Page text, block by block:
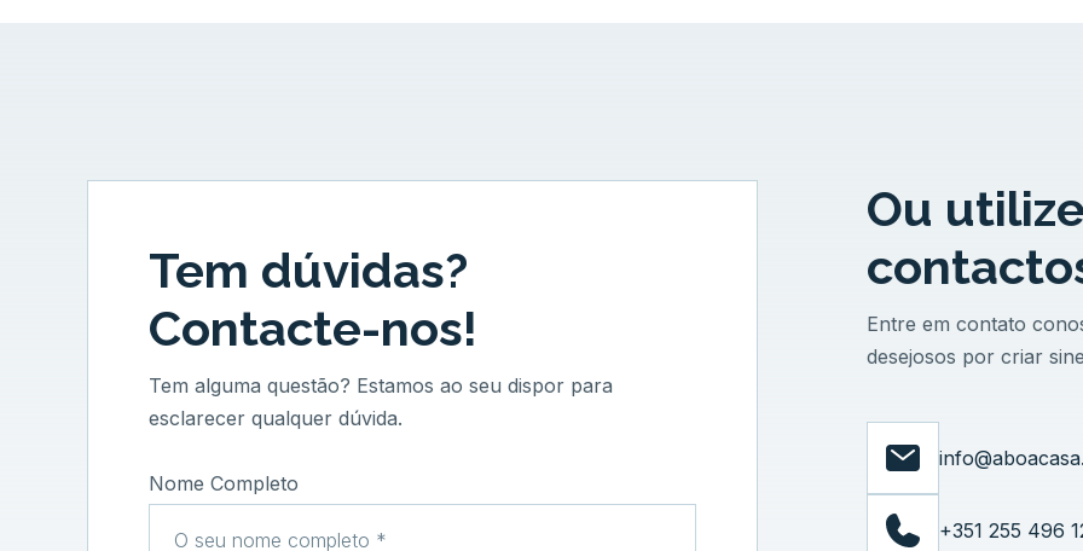
Tem dúvidas?
Contacte-nos!
Tem alguma questão? Estamos ao seu dispor para
esclarecer qualquer dúvida.
Nome Completo
Ou
Entre em contato
desejosos por criar
+351 255 496